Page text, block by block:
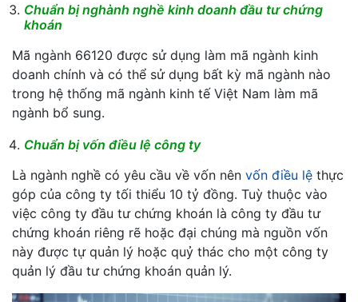
Chuẩn bị nghành nghề kinh doanh đầu tư chứng
khoán
Mã ngành 66120 được sử dụng làm mã ngành kinh
doanh chính và có thể sử dụng bất kỳ mã ngành nào
trong hệ thống mã ngành kinh tế Việt Nam làm mã
ngành bổ sung.
Chuẩn bị vốn điều lệ công ty
Là ngành nghề có yêu cầu về vốn nên vốn điều lệ thực
góp của công ty tối thiểu 10 tỷ đồng. Tuỳ thuộc vào
việc công ty đầu tư chứng khoán là công ty đầu tư
chứng khoán riêng rẽ hoặc đại chúng mà nguồn vốn
này được tự quản lý hoặc quỷ thác cho một công ty
quản lý đầu tư chứng khoán quản lý.